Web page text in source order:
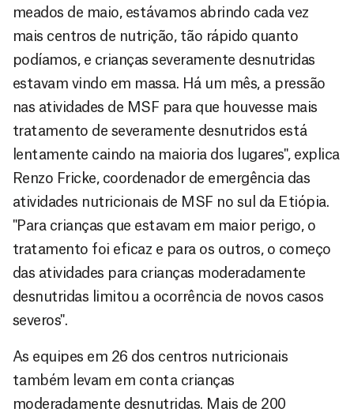
meados de maio, estávamos abrindo cada vez
mais centros de nutrição, tão rápido quanto
podíamos, e crianças severamente desnutridas
estavam vindo em massa. Há um mês, a pressão
nas atividades de MSF para que houvesse mais
tratamento de severamente desnutridos está
lentamente caindo na maioria dos lugares", explica
Renzo Fricke, coordenador de emergência das
atividades nutricionais de MSF no sul da Etiópia.
"Para crianças que estavam em maior perigo, o
tratamento foi eficaz e para os outros, o começo
das atividades para crianças moderadamente
desnutridas limitou a ocorrência de novos casos
severos".
As equipes em 26 dos centros nutricionais
também levam em conta crianças
moderadamente desnutridas. Mais de 200